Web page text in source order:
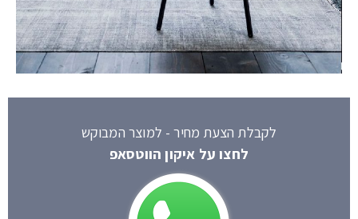
לקבלת הצעת מחיר - למוצר המבוקש
לחצו על איקון הווטסאפ